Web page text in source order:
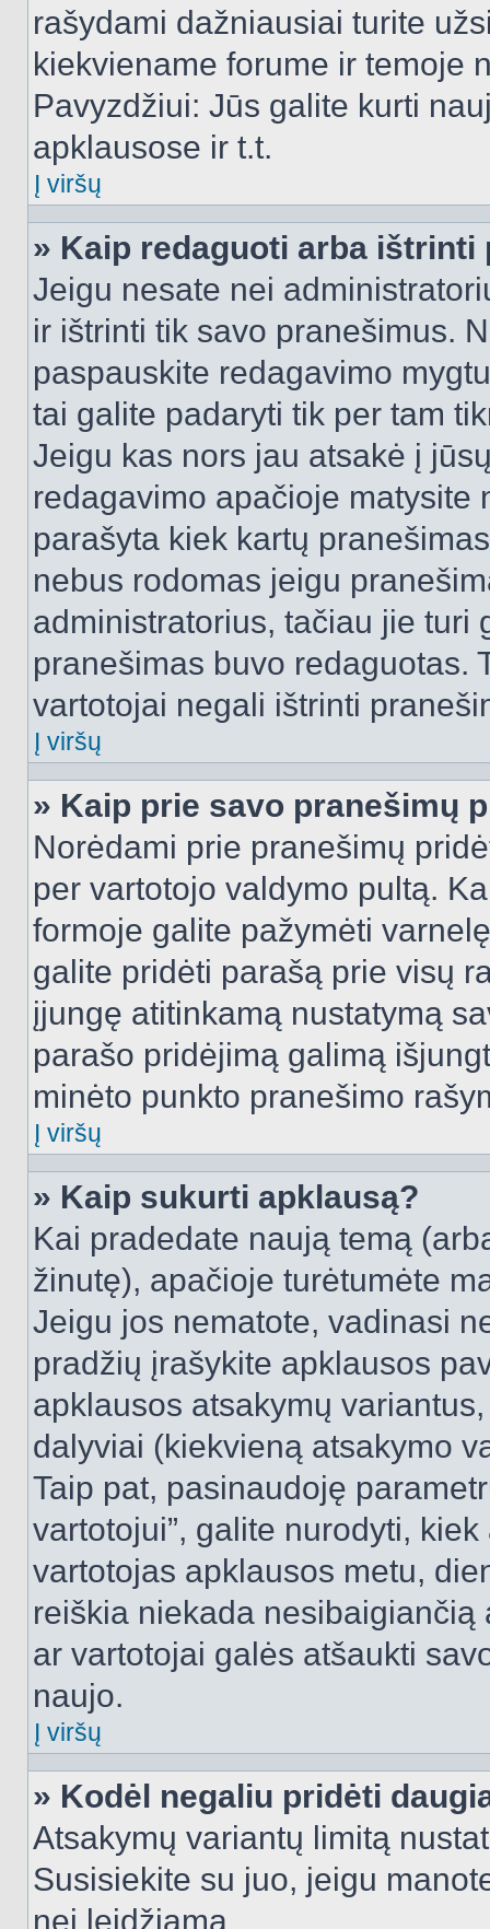
rašydami dažniausiai turite
kiekviename forume ir temoje
Pavyzdžiui: Jūs galite kurti
apklausose ir t.t.
Į viršų
» Kaip redaguoti arba ištrinti
Jeigu nesate nei
ir ištrinti tik savo pranešimus.
paspauskite redagavimo
tai galite padaryti tik per tam
Jeigu kas nors jau atsakė į
redagavimo apačioje matysite
parašyta kiek kartų
nebus rodomas jeigu
administratorius, tačiau jie turi
pranešimas buvo redaguotas.
vartotojai negali ištrinti
Į viršų
» Kaip prie savo pranešimų
Norėdami prie pranešimų
per vartotojo valdymo pultą.
formoje galite pažymėti
galite pridėti parašą prie visų
įjungę atitinkamą nustatymą
parašo pridėjimą galimą
minėto punkto pranešimo
Į viršų
» Kaip sukurti apklausą?
Kai pradedate naują temą
žinutę), apačioje turėtumėte
Jeigu jos nematote, vadinasi
pradžių įrašykite apklausos
apklausos atsakymų
dalyviai (kiekvieną atsakymo
Taip pat, pasinaudoję
vartotojui”, galite nurodyti,
vartotojas apklausos metu,
reiškia niekada
ar vartotojai galės atšaukti
naujo.
Į viršų
» Kodėl negaliu pridėti
Atsakymų variantų limitą
Susisiekite su juo, jeigu
nei leidžiama.